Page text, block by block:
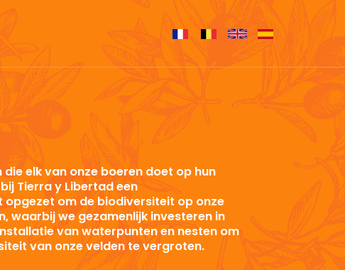
elk van onze boeren doet op hun
Tierra y Libertad een
om de biodiversiteit op onze
waarbij we gezamenlijk investeren in
van waterpunten en nesten om
van onze velden te vergroten.